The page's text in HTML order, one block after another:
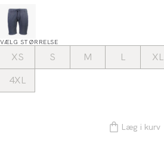
VÆLG STØRRELSE
XS S M L XL
4XL
Læg i kurv